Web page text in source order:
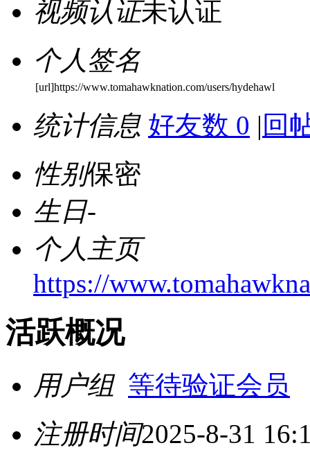
视频认证未认证
个人签名
[url]https://www.tomahawknation.com/users/hydehawl
统计信息 好友数 0 | 回
性别保密
生日-
个人主页
https://
活跃概况
用户组 等待验证会员
注册时间2025-8-31